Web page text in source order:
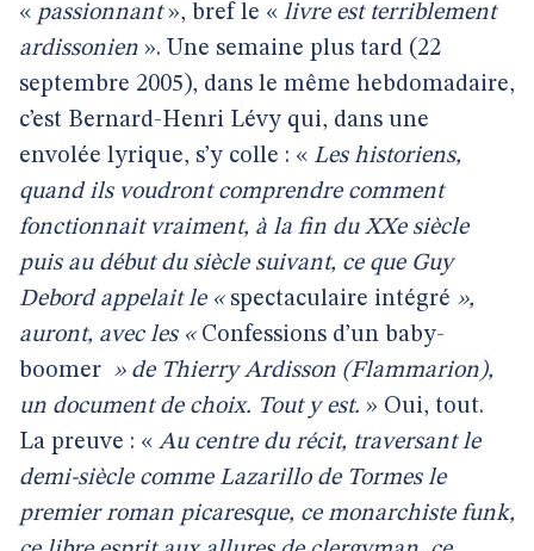
« passionnant», bref le « livre est terriblement
ardissonien ». Une semaine plus tard (22
septembre 2005), dans le même hebdomadaire,
c’est Bernard-Henri Lévy qui, dans une
envolée lyrique, s’y colle : « Les historiens,
quand ils voudront comprendre comment
fonctionnait vraiment, à la fin du XXe siècle
puis au début du siècle suivant, ce que Guy
Debord appelait le « spectaculaire intégré »,
auront, avec les « Confessions d’un baby-
boomer » de Thierry Ardisson (Flammarion),
un document de choix. Tout y est. » Oui, tout.
La preuve : « Au centre du récit, traversant le
demi-siècle comme Lazarillo de Tormes le
premier roman picaresque, ce monarchiste funk,